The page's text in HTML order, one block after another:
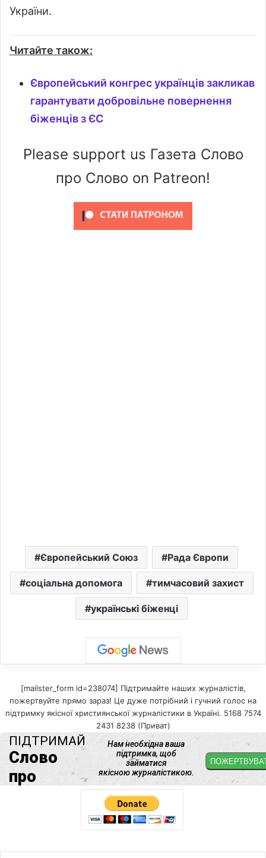
України.
Читайте також:
Європейський конгрес українців закликав
гарантувати добровільне повернення
біженців з ЄС
Please support us Газета Слово
про Слово on Patreon!
Європейський Союз Рада Європи
соціальна допомога тимчасовий захист
українські біженці
[mailster_form id=238074] Підтримайте наших журналістів,
пожертвуйте прямо зараз! Це дуже потрібний і гучний голос на
підтримку якісної християнської журналістики в Україні. 5168 7574
2431 8238 (Приват)